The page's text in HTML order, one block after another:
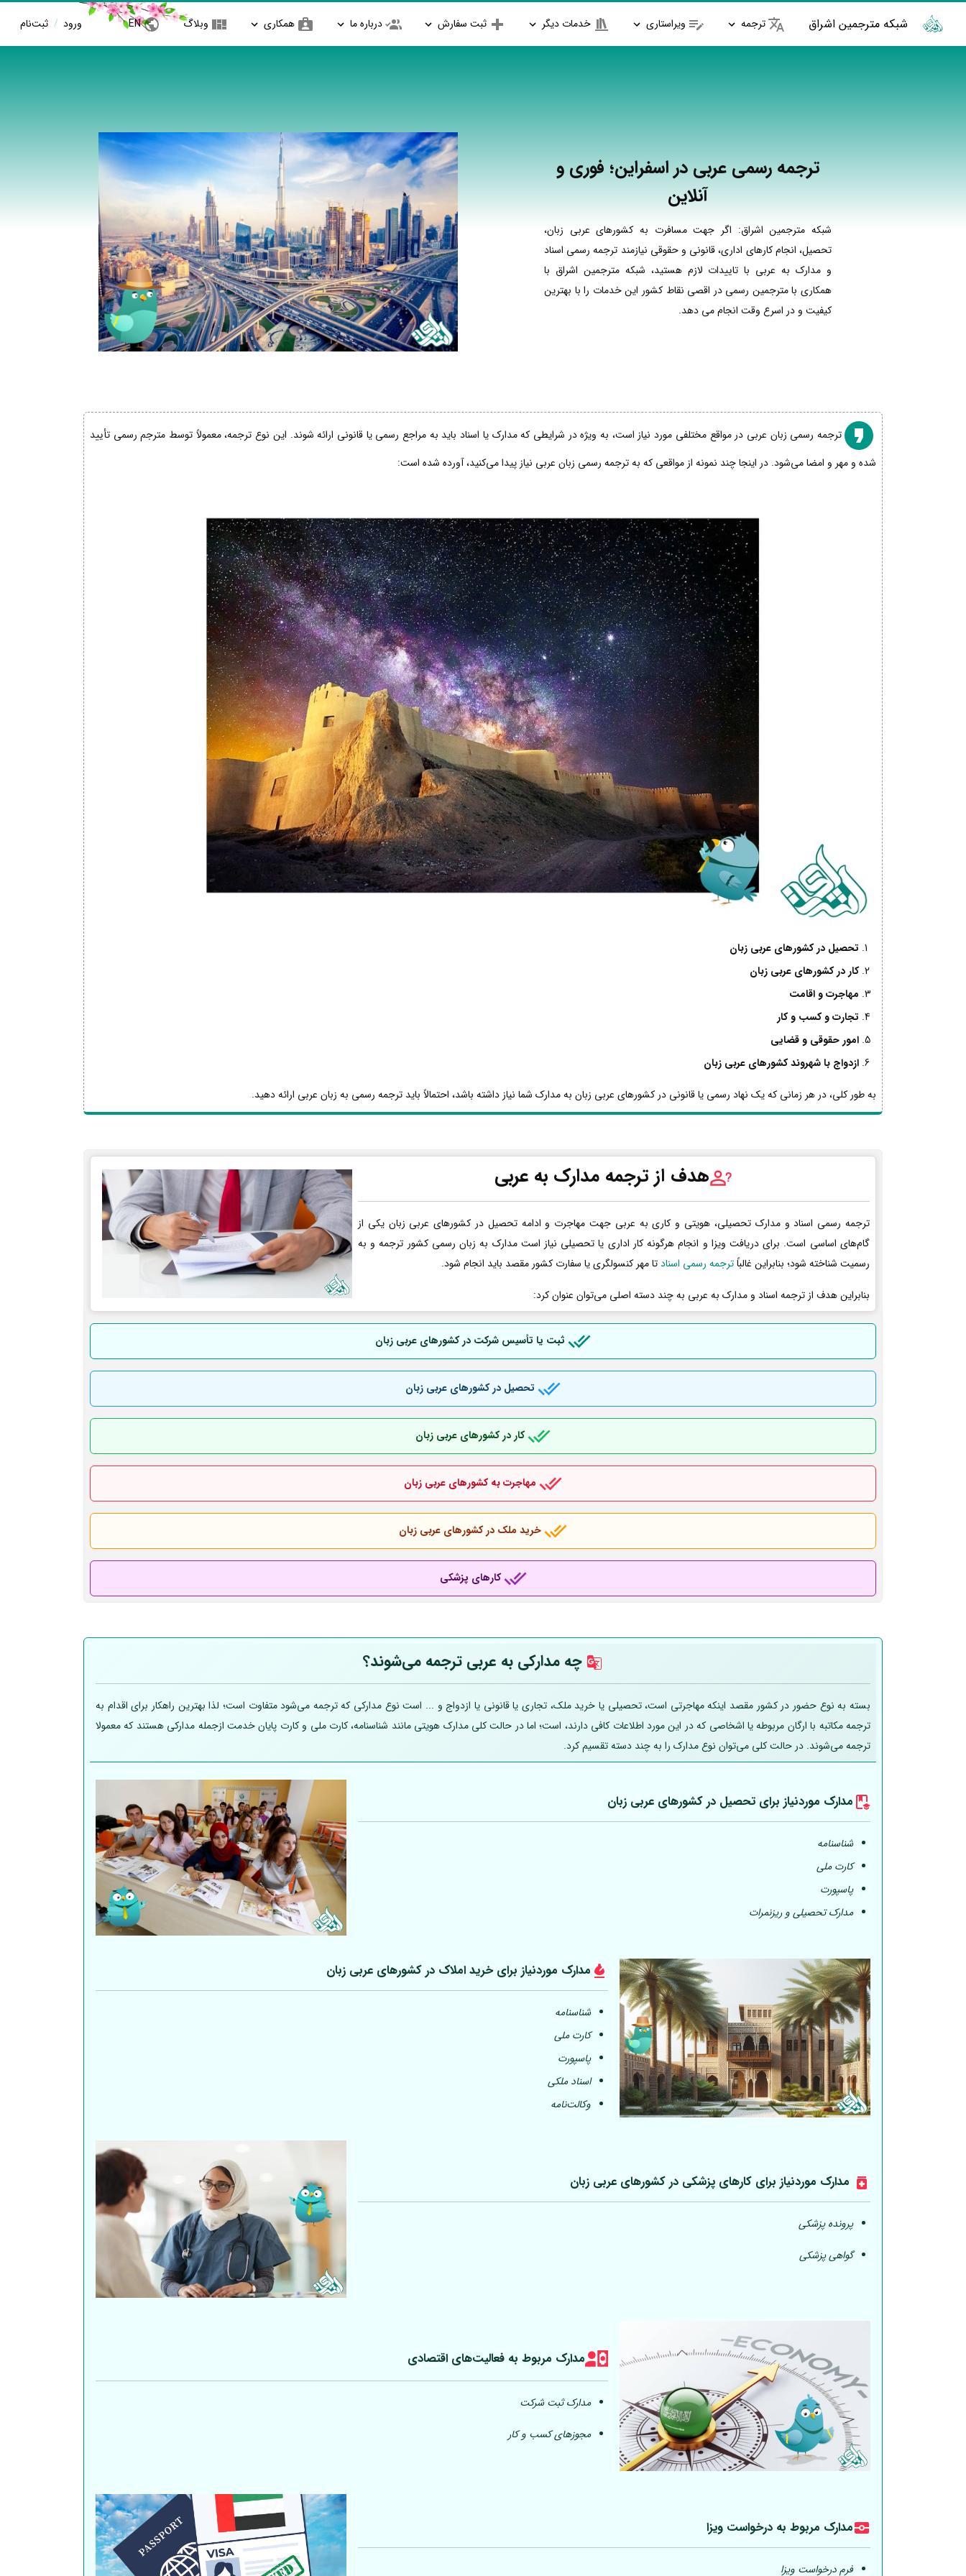
شبکه مترجمین اشراق ترجمه ویراستاری خدمات دیگر ثبت سفارش درباره ما همکاری وبلاگ EN ورود / ثبت‌نام
ترجمه رسمی عربی در اسفراین؛ فوری و
آنلاین
شبکه مترجمین اشراق: اگر جهت مسافرت به کشورهای عربی زبان،
تحصیل، انجام کارهای اداری، قانونی و حقوقی نیازمند ترجمه رسمی اسناد
و مدارک به عربی با تاییدات لازم هستید، شبکه مترجمین اشراق با
همکاری با مترجمین رسمی در اقصی نقاط کشور این خدمات را با بهترین
کیفیت و در اسرع وقت انجام می دهد.
ترجمه رسمی زبان عربی در مواقع مختلفی مورد نیاز است، به ویژه در شرایطی که مدارک یا اسناد باید به مراجع رسمی یا قانونی ارائه شوند. این نوع ترجمه، معمولاً توسط مترجم رسمی تأیید
شده و مهر و امضا می‌شود. در اینجا چند نمونه از مواقعی که به ترجمه رسمی زبان عربی نیاز پیدا می‌کنید، آورده شده است:
تحصیل در کشورهای عربی زبان
کار در کشورهای عربی زبان
مهاجرت و اقامت
تجارت و کسب و کار
امور حقوقی و قضایی
ازدواج با شهروند کشورهای عربی زبان
به طور کلی، در هر زمانی که یک نهاد رسمی یا قانونی در کشورهای عربی زبان به مدارک شما نیاز داشته باشد، احتمالاً باید ترجمه رسمی به زبان عربی ارائه دهید.
هدف از ترجمه مدارک به عربی
ترجمه رسمی اسناد و مدارک تحصیلی، هویتی و کاری به عربی جهت مهاجرت و ادامه تحصیل در کشورهای عربی زبان یکی از
گام‌های اساسی است. برای دریافت ویزا و انجام هرگونه کار اداری یا تحصیلی نیاز است مدارک به زبان رسمی کشور ترجمه و به
رسمیت شناخته شود؛ بنابراین غالباًترجمه رسمی اسنادتا مهر کنسولگری یا سفارت کشور مقصد باید انجام شود.
بنابراین هدف از ترجمه اسناد و مدارک به عربی به چند دسته اصلی می‌توان عنوان کرد:
ثبت یا تأسیس شرکت در کشورهای عربی زبان
تحصیل در کشورهای عربی زبان
کار در کشورهای عربی زبان
مهاجرت به کشورهای عربی زبان
خرید ملک در کشورهای عربی زبان
کارهای پزشکی
چه مدارکی به عربی ترجمه می‌شوند؟
بسته به نوع حضور در کشور مقصد اینکه مهاجرتی است، تحصیلی یا خرید ملک، تجاری یا قانونی یا ازدواج و ... است نوع مدارکی که ترجمه می‌شود متفاوت است؛ لذا بهترین راهکار برای اقدام به
ترجمه مکاتبه با ارگان مربوطه یا اشخاصی که در این مورد اطلاعات کافی دارند، است؛ اما در حالت کلی مدارک هویتی مانند شناسنامه، کارت ملی و کارت پایان خدمت ازجمله مدارکی هستند که معمولا
ترجمه می‌شوند. در حالت کلی می‌توان نوع مدارک را به چند دسته تقسیم کرد.
مدارک موردنیاز برای تحصیل در کشورهای عربی زبان
شناسنامه
کارت ملی
پاسپورت
مدارک تحصیلی و ریزنمرات
مدارک موردنیاز برای خرید املاک در کشورهای عربی زبان
شناسنامه
کارت ملی
پاسپورت
اسناد ملکی
وکالت‌نامه
مدارک موردنیاز برای کارهای پزشکی در کشورهای عربی زبان
پرونده پزشکی
گواهی پزشکی
مدارک مربوط به فعالیت‎‌های اقتصادی
مدارک ثبت شرکت
مجوزهای کسب و کار
مدارک مربوط به درخواست ویزا
فرم درخواست ویزا